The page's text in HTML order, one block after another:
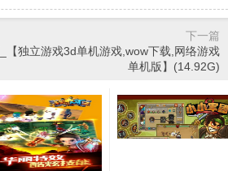
下一篇
【独立游戏3d单机游戏,wow下载,网络游戏
单机版】(14.92G)